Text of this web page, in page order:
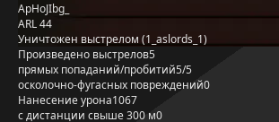
ApHoJIbg_
ARL 44
Уничтожен выстрелом (1_aslords_1)
Произведено выстрелов5
прямых попаданий/пробитий5/5
осколочно-фугасных повреждений0
Нанесение урона1067
с дистанции свыше 300 м0